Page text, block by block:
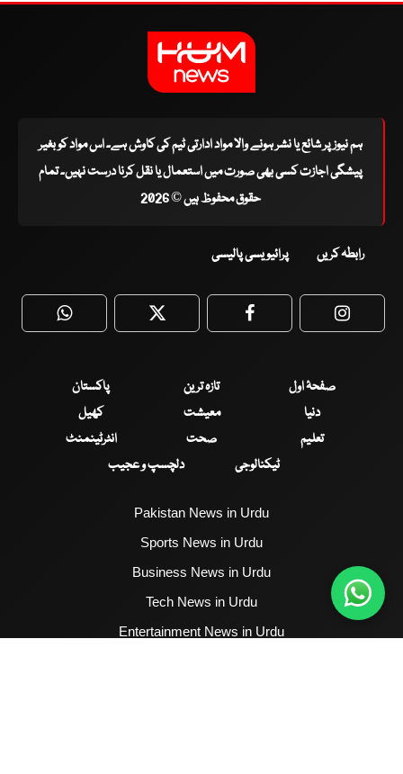
ہم نیوز پر شائع یا نشر ہونے والا مواد ادارتی ٹیم کی کاوش ہے۔ اس مواد کو بغیر
پیشگی اجازت کسی بھی صورت میں استعمال یا نقل کرنا درست نہیں۔ تمام
حقوق محفوظ ہیں © 2026
رابطہ کریں پرائیویسی پالیسی
WhatsApp Twitter Facebook
صفحۂ اول تازہ ترین
پاکستان
دنیا
معیشت
کھیل
تعلیم
صحت
انٹرٹینمنٹ
ٹیکنالوجی
دلچسپ و عجیب
Pakistan News in Urdu
Sports News in Urdu
Business News in Urdu
Tech News in Urdu
Entertainment News in Urdu